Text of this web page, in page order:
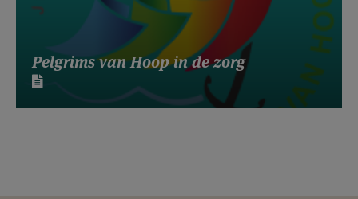
Pelgrims van Hoop in de zorg